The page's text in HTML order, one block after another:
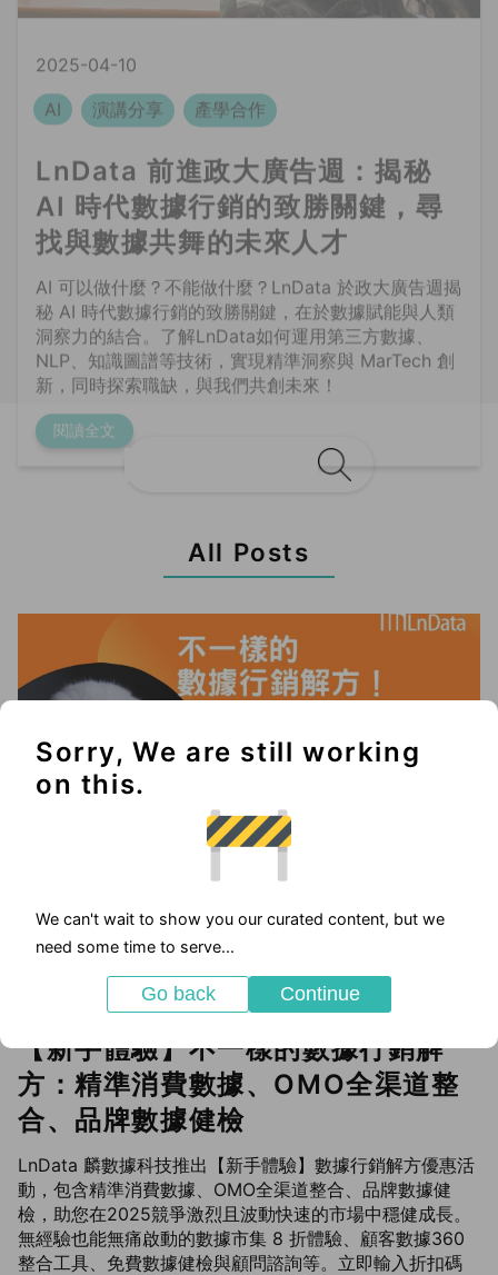
AI 時代數據行銷的致勝關鍵，尋
找與數據共舞的未來人才
AI 可以做什麼？不能做什麼？LnData 於政大廣告週揭
秘 AI 時代數據行銷的致勝關鍵，在於數據賦能與人類
洞察力的結合。了解LnData如何運用第三方數據、
NLP、知識圖譜等技術，實現精準洞察與 MarTech 創
新，同時探索職缺，與我們共創未來！
閱讀全文
All Posts
2025-05-23
【新手體驗】不一樣的數據行銷解
方：精準消費數據、OMO全渠道整
合、品牌數據健檢
LnData 麟數據科技推出【新手體驗】數據行銷解方優惠活
動，包含精準消費數據、OMO全渠道整合、品牌數據健
檢，助您在2025競爭激烈且波動快速的市場中穩健成長。
無經驗也能無痛啟動的數據市集 8 折體驗、顧客數據360
整合工具、免費數據健檢與顧問諮詢等。立即輸入折扣碼
Sorry, We are still working
on this.
We can't wait to show you our curated content, but we
need some time to serve...
Go back Continue